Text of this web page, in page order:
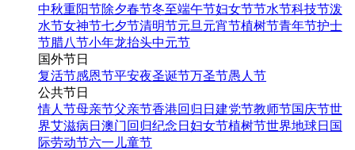
中秋重阳节除夕春节冬至端午节妇女节节水节科技节泼
水节女神节七夕节清明节元旦 元宵节植树节青年节护士
节腊八节小年龙抬头中元节
国外节日
复活节感恩节平安夜圣诞节万圣节愚人节
公共节日
情人节母亲节父亲节香港回归日 建党节教师节国庆节世
界艾滋病日 澳门回归纪念日 妇女节植树节世界地球日 国
际劳动节六一儿童节